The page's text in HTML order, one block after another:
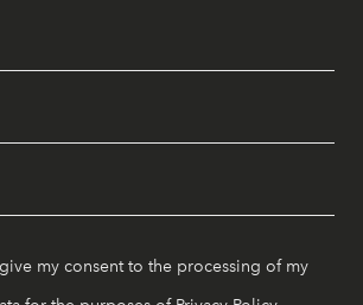
my consent to the processing of my